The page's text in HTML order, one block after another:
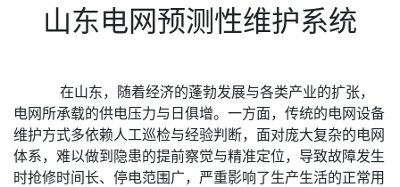
山东电网预测性维护系统
​ 在山东，随着经济的蓬勃发展与各类产业的扩张，
电网所承载的供电压力与日俱增。一方面，传统的电网设备
维护方式多依赖人工巡检与经验判断，面对庞大复杂的电网
体系，难以做到隐患的提前察觉与精准定位，导致故障发生
时抢修时间长、停电范围广，严重影响了生产生活的正常用